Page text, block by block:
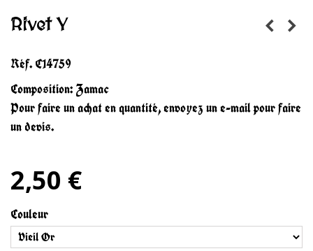
Rivet Y
Réf. C14759
Composition: Zamac
Pour faire un achat en quantité, envoyez un e-mail pour faire
un devis.
2,50 €
Couleur